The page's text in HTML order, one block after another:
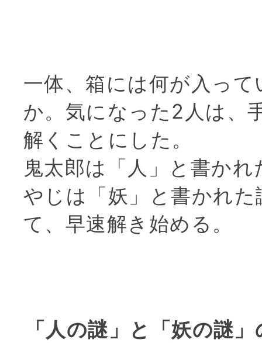
一体、箱には何が入っ
か。気になった2人は、
解くことにした。
鬼太郎は「人」と書か
やじは「妖」と書かれ
て、早速解き始める。
「人の謎」と「妖の謎